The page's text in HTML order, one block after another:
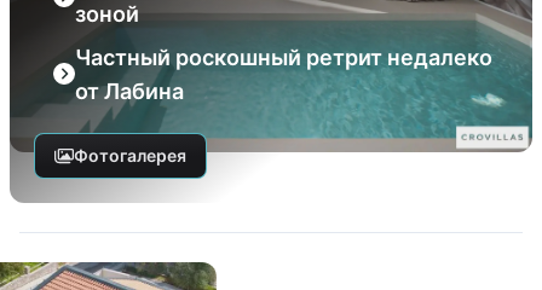
зоной
Частный роскошный ретрит недалеко
от Лабина
Фотогалерея